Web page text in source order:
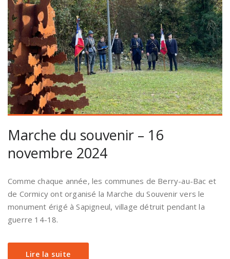
Marche du souvenir – 16
novembre 2024
Comme chaque année, les communes de Berry-au-Bac et
de Cormicy ont organisé la Marche du Souvenir vers le
monument érigé à Sapigneul, village détruit pendant la
guerre 14-18.
Lire la suite